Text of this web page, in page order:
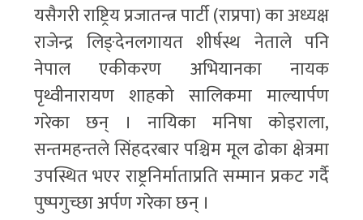
यसैगरी राष्ट्रिय प्रजातन्त्र पार्टी (राप्रपा) का अध्यक्ष
राजेन्द्र लिङ्देनलगायत शीर्षस्थ नेताले पनि
नेपाल एकीकरण अभियानका नायक
पृथ्वीनारायण शाहको सालिकमा माल्यार्पण
गरेका छन् । नायिका मनिषा कोइराला,
सन्तमहन्तले सिंहदरबार पश्चिम मूल ढोका क्षेत्रमा
उपस्थित भएर राष्ट्रनिर्माताप्रति सम्मान प्रकट गर्दै
पुष्पगुच्छा अर्पण गरेका छन् ।